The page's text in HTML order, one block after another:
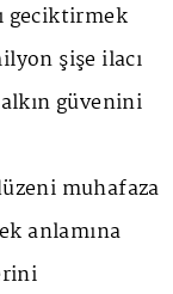
geciktirmek
şişe ilacı
güvenini
muhafaza
anlamına